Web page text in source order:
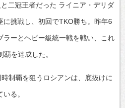
二冠王者だった ライニア・デリダ
に挑戦し、初回でTKO勝ち。昨年6
ラーとヘビー級統一戦を戦い、これ
を達成した。
制覇を狙うロシアンは、底抜けに
る。